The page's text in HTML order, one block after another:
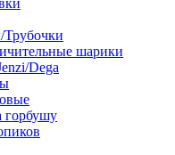
шарики
Dega
горбушу